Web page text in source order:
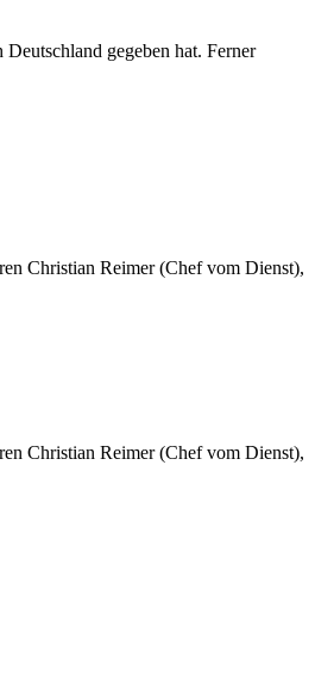
gegeben hat. Ferner
Christian Reimer (Chef vom Dienst),
Christian Reimer (Chef vom Dienst),